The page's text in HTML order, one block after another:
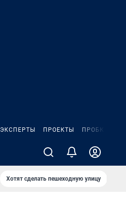
ЭКСПЕРТЫ ПРОЕКТЫ ПРОБКИ
Хотят сделать пешеходную улицу